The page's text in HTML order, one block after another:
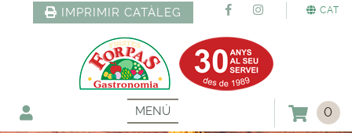
CAT
IMPRIMIR CATÀLEG
MENÚ 0